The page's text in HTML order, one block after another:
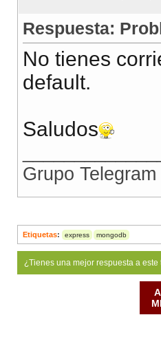
Respuesta:
No tienes
default.
Saludos
Grupo Telegram
Etiquetas: express mongodb
¿Tienes una mejor respuesta a